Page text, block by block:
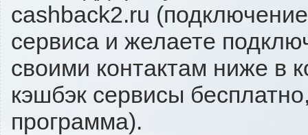
cashback2.ru
сервиса и желаете
своими контактам ниже в
кэшбэк сервисы
программа).